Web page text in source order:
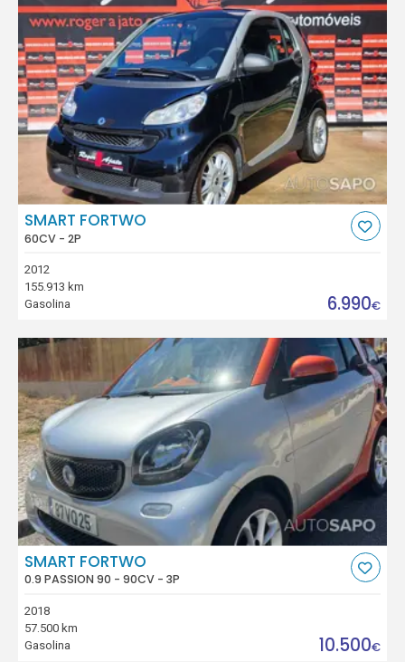
SMART FORTWO
60CV - 2P
2012
155.913 km
Gasolina
6.990€
SMART FORTWO
0.9 PASSION 90 - 90CV - 3P
2018
57.500 km
Gasolina
10.500€